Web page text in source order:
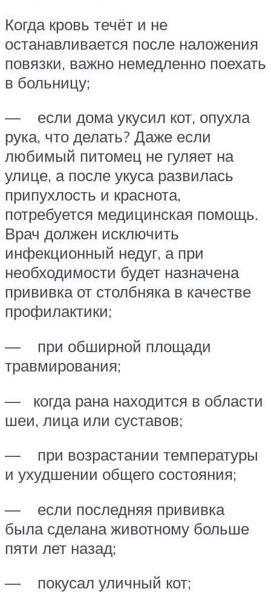
Когда кровь течёт и не
останавливается после наложения
повязки, важно немедленно поехать
в больницу;
— если дома укусил кот, опухла
рука, что делать? Даже если
любимый питомец не гуляет на
улице, а после укуса развилась
припухлость и краснота,
потребуется медицинская помощь.
Врач должен исключить
инфекционный недуг, а при
необходимости будет назначена
прививка от столбняка в качестве
профилактики;
— при обширной площади
травмирования;
— когда рана находится в области
шеи, лица или суставов;
— при возрастании температуры
и ухудшении общего состояния;
— если последняя прививка
была сделана животному больше
пяти лет назад;
— покусал уличный кот;